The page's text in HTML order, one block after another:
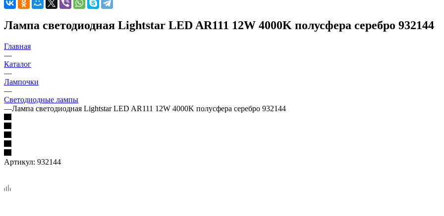
Лампа светодиодная Lightstar LED AR111 12W 4000K полусфера серебро 932144
Главная
—
Каталог
—
Лампочки
—
Светодиодные лампы
—Лампа светодиодная Lightstar LED AR111 12W 4000K полусфера серебро 932144
Артикул: 932144